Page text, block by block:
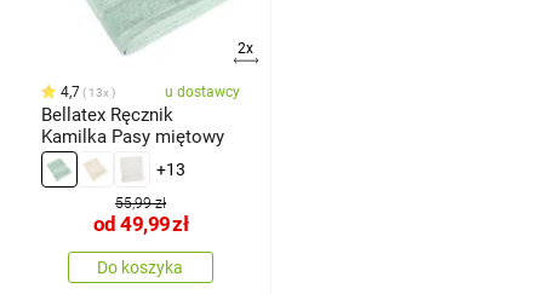
2x
4,7 13x u dostawcy
Bellatex Ręcznik
Kamilka Pasy miętowy
+13
55,99 zł
od 49,99zł
Do koszyka